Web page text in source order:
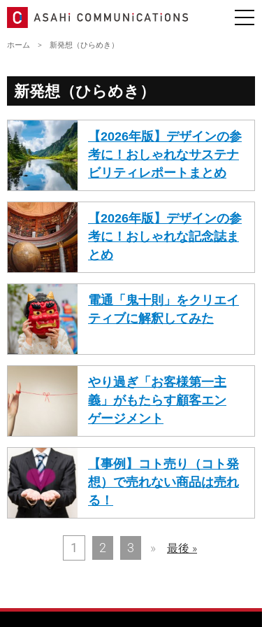
ホーム > 新発想（ひらめき）
新発想（ひらめき）
【2026年版】デザインの参
考に！おしゃれなサステナ
ビリティレポートまとめ
【2026年版】デザインの参
考に！おしゃれな記念誌ま
とめ
電通「鬼十則」をクリエイ
ティブに解釈してみた
やり過ぎ「お客様第一主
義」がもたらす顧客エン
ゲージメント
【事例】コト売り（コト発
想）で売れない商品は売れ
る！
1 2 3 » 最後 »